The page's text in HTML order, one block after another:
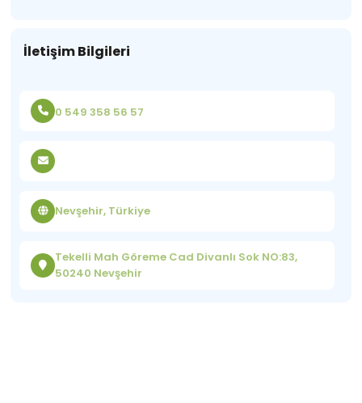
İletişim Bilgileri
0 549 358 56 57
Nevşehir, Türkiye
Tekelli Mah Göreme Cad Divanlı Sok NO:83,
50240 Nevşehir